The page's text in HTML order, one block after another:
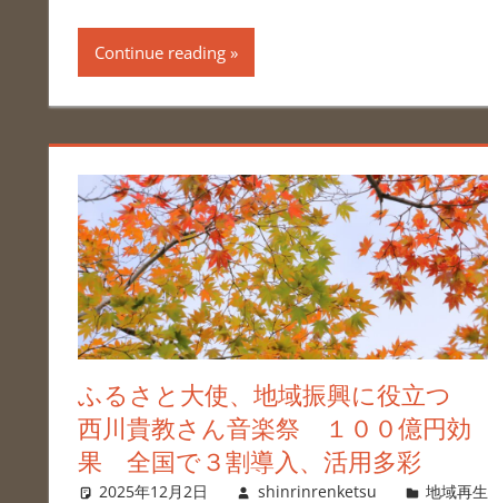
Continue reading
ふるさと大使、地域振興に役立つ
西川貴教さん音楽祭 １００億円効
果 全国で３割導入、活用多彩
2025年12月2日 shinrinrenketsu 地域再生